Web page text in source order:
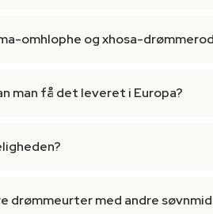
omhlophe og xhosa-
man få det leveret i Europa?
drømmeurter med andre